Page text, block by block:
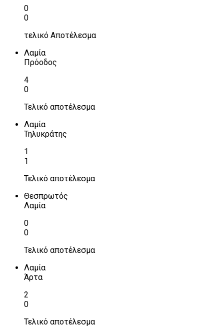
0
0
τελικό Αποτέλεσμα
Λαμία
Πρόοδος
4
0
Τελικό αποτέλεσμα
Λαμία
Τηλυκράτης
1
1
Τελικό αποτέλεσμα
Θεσπρωτός
Λαμία
0
0
Τελικό αποτέλεσμα
Λαμία
Άρτα
2
0
Τελικό αποτέλεσμα